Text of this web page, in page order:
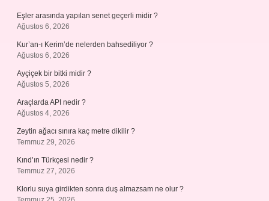
Eşler arasında yapılan senet geçerli midir ?
Ağustos 6, 2026
Kur’an-ı Kerim’de nelerden bahsediliyor ?
Ağustos 6, 2026
Ayçiçek bir bitki midir ?
Ağustos 5, 2026
Araçlarda API nedir ?
Ağustos 4, 2026
Zeytin ağacı sınıra kaç metre dikilir ?
Temmuz 29, 2026
Kınd’ın Türkçesi nedir ?
Temmuz 27, 2026
Klorlu suya girdikten sonra duş almazsam ne olur ?